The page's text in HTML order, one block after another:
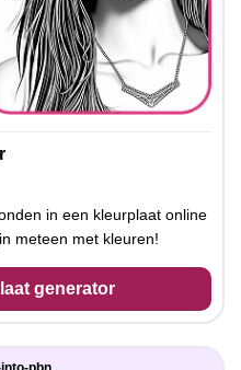
in een kleurplaat online
meteen met kleuren!
generator